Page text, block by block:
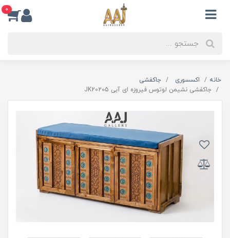
0
خانه اکسسوری
جاکفشی
جاکفشی نشیمن لوتوس فیروزه ای آبی JK20205